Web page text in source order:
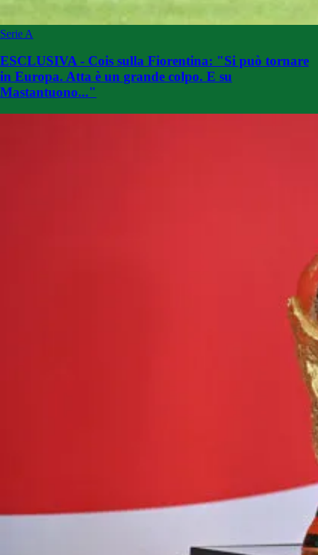
Serie A
ESCLUSIVA - Cois sulla Fiorentina: "Si può tornare
in Europa. Atta è un grande colpo. E su
Mastantuono..."